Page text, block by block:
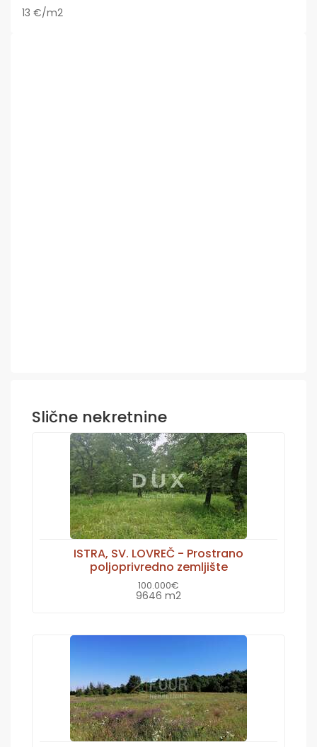
13 €/m2
Slične nekretnine
ISTRA, SV. LOVREČ - Prostrano
poljoprivredno zemljište
100.000€
9646 m2